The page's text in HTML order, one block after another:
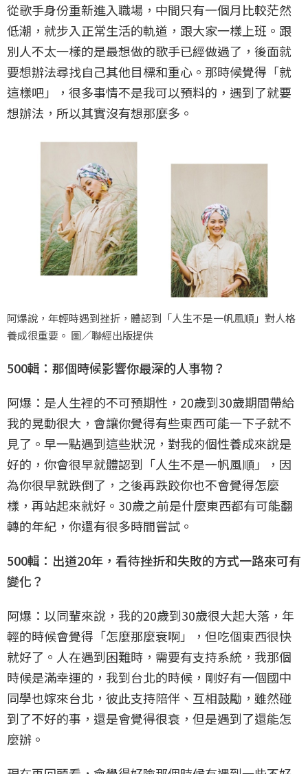
從歌手身份重新進入職場，中間只有一個月比較茫然
低潮，就步入正常生活的軌道，跟大家一樣上班。跟
別人不太一樣的是最想做的歌手已經做過了，後面就
要想辦法尋找自己其他目標和重心。那時候覺得「就
這樣吧」，很多事情不是我可以預料的，遇到了就要
想辦法，所以其實沒有想那麼多。
阿爆說，年輕時遇到挫折，體認到「人生不是一帆風順」對人格
養成很重要。 圖／聯經出版提供
500輯：那個時候影響你最深的人事物？
阿爆：是人生裡的不可預期性，20歲到30歲期間帶給
我的晃動很大，會讓你覺得有些東西可能一下子就不
見了。早一點遇到這些狀況，對我的個性養成來說是
好的，你會很早就體認到「人生不是一帆風順」，因
為你很早就跌倒了，之後再跌跤你也不會覺得怎麼
樣，再站起來就好。30歲之前是什麼東西都有可能翻
轉的年紀，你還有很多時間嘗試。
500輯：出道20年，看待挫折和失敗的方式一路來可有
變化？
阿爆：以同輩來說，我的20歲到30歲很大起大落，年
輕的時候會覺得「怎麼那麼衰啊」，但吃個東西很快
就好了。人在遇到困難時，需要有支持系統，我那個
時候是滿幸運的，我到台北的時候，剛好有一個國中
同學也嫁來台北，彼此支持陪伴、互相鼓勵，雖然碰
到了不好的事，還是會覺得很衰，但是遇到了還能怎
麼辦。